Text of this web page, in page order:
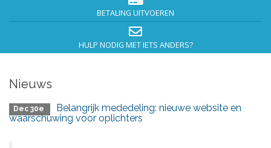
BETALING UITVOEREN
HULP NODIG MET IETS ANDERS?
Nieuws
Dec 30e
Belangrijk mededeling: nieuwe website en
waarschuwing voor oplichters